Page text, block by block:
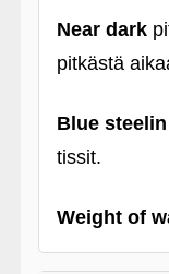
Near dark
pitkästä
Blue steelin
tissit.
Weight of